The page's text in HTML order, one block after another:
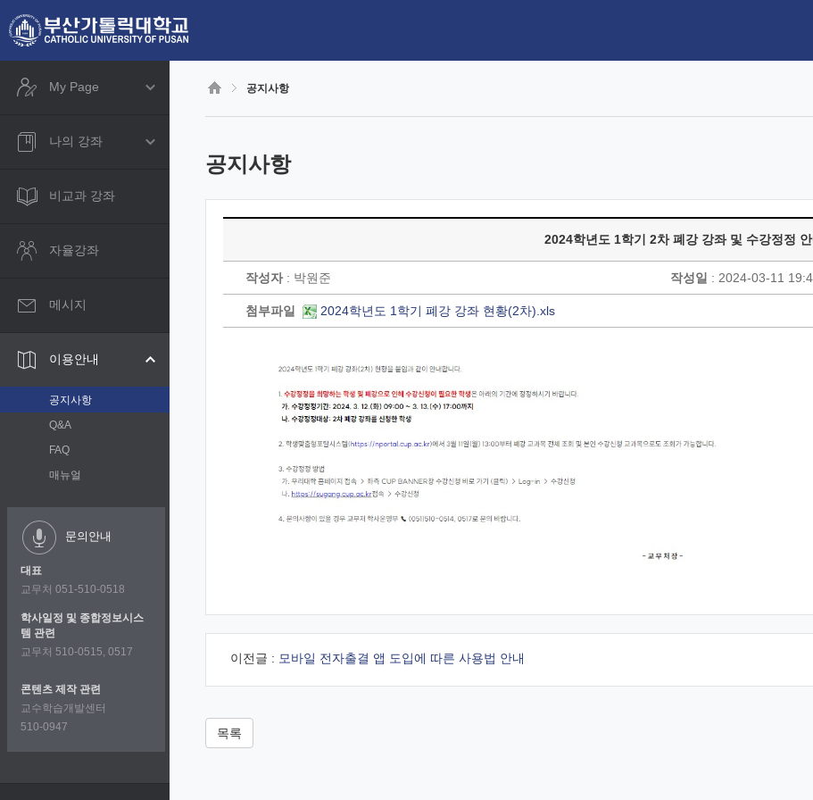
인
텐
My Page
나의 강좌
비교과 강좌
자율강좌
메시지
이용안내
공지사항
Q&A
FAQ
매뉴얼
문의안내
대표
교무처 051-510-0518
학사일정 및 종합정보시스
템 관련
교무처 510-0515, 0517
콘텐츠 제작 관련
교수학습개발센터
510-0947
공지사항
공지사항
2024학년도 1학기 2차 폐강 강좌 및 수강정정 안
작성자: 박원준 작성일 : 2024-03-11
첨부파일 2024학년도 1학기 폐강 강좌 현황(2차).xls
이전글 : 모바일 전자출결 앱 도입에 따른 사용법 안내
목록